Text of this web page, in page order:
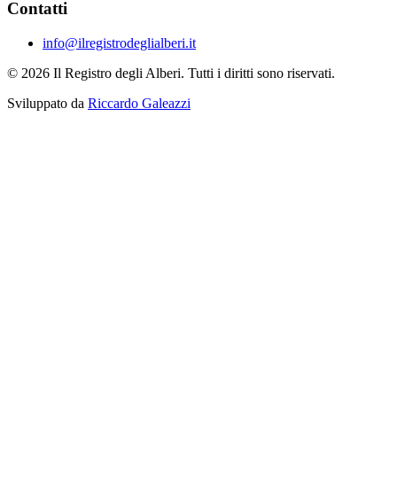
Contatti
info@ilregistrodeglialberi.it
© 2026 Il Registro degli Alberi. Tutti i diritti sono riservati.
Sviluppato da Riccardo Galeazzi